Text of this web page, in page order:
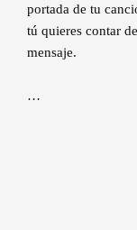
portada de tu
tú quieres contar
mensaje.
…